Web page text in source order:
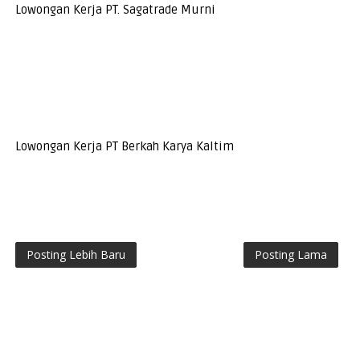
Lowongan Kerja PT. Sagatrade Murni
Lowongan Kerja PT Berkah Karya Kaltim
Posting Lebih Baru Posting Lama